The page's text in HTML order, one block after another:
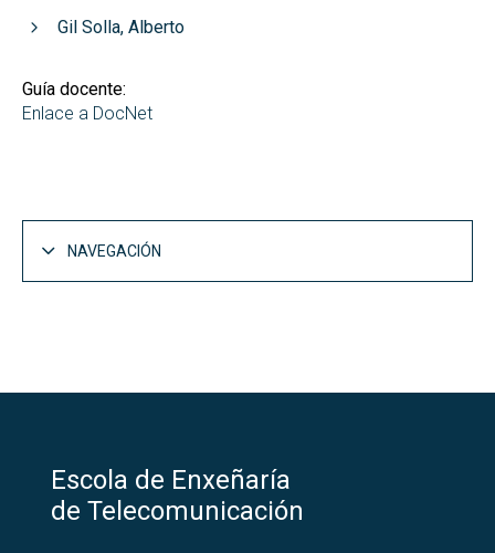
Gil Solla, Alberto
Guía docente:
Enlace a DocNet
NAVEGACIÓN
Escola de Enxeñaría
de Telecomunicación